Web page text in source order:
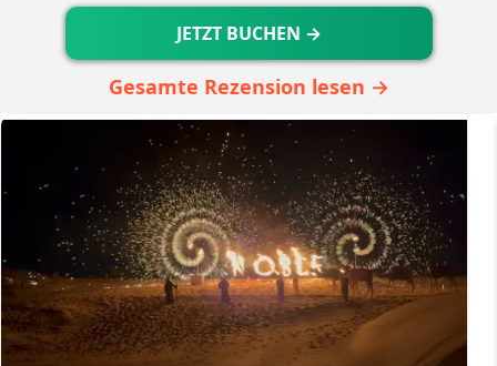
JETZT BUCHEN →
Gesamte Rezension lesen →